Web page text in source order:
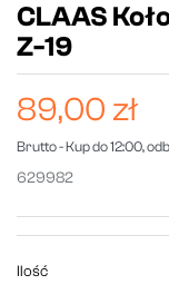
CLAAS
Z-19
89,00 zł
Brutto- Kup do 12:00,
629982
Ilość